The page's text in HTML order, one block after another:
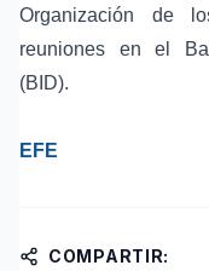
Organización de
reuniones en el
(BID).
EFE
COMPARTIR: